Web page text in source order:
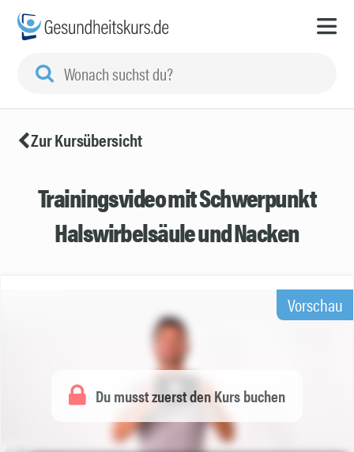
Zur Kursübersicht
Trainingsvideo mit Schwerpunkt
Halswirbelsäule und Nacken
Du musst zuerst den Kurs buchen
Vorschau